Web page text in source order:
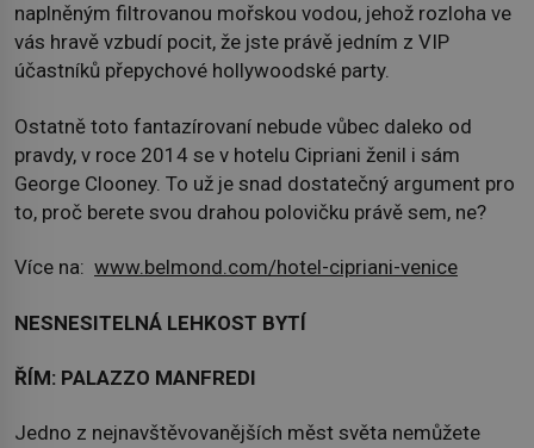
naplněným filtrovanou mořskou vodou, jehož rozloha ve
vás hravě vzbudí pocit, že jste právě jedním z VIP
účastníků přepychové hollywoodské party.
Ostatně toto fantazírovaní nebude vůbec daleko od
pravdy, v roce 2014 se v hotelu Cipriani ženil i sám
George Clooney. To už je snad dostatečný argument pro
to, proč berete svou drahou polovičku právě sem, ne?
Více na: www.belmond.com/hotel-cipriani-venice
NESNESITELNÁ LEHKOST BYTÍ
ŘÍM: PALAZZO MANFREDI
Jedno z nejnavštěvovanějších měst světa nemůžete